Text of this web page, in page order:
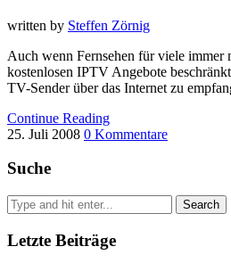
written by Steffen Zörnig
Auch wenn Fernsehen für viele immer
kostenlosen IPTV Angebote
TV-Sender über das Internet zu
Continue Reading
25. Juli 2008 0 Kommentare
Suche
Letzte Beiträge